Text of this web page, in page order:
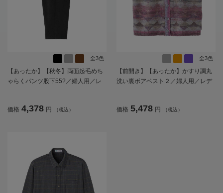
全3色
【あったか】【秋冬】両面起毛めち
ゃらくパンツ股下55?／婦人用／レ
れ／ギフト／プレゼント【CF】
価格 4,378 円 （税込）
全3色
【前開き】【あったか】かすり調丸
洗い裏ボアベスト２／婦人用／レデ
／ゆったり／プレゼント／ギフト
価格 5,478 円 （税込）